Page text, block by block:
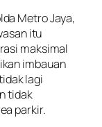
Metro Jaya,
itu
maksimal
imbauan
lagi
tidak
parkir.